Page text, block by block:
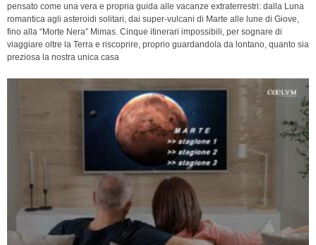
pensato come una vera e propria guida alle vacanze extraterrestri: dalla Luna
romantica agli asteroidi solitari, dai super-vulcani di Marte alle lune di Giove,
fino alla “Morte Nera” Mimas. Cinque itinerari impossibili, per sognare di
viaggiare oltre la Terra e riscoprire, proprio guardandola da lontano, quanto sia
preziosa la nostra unica casa